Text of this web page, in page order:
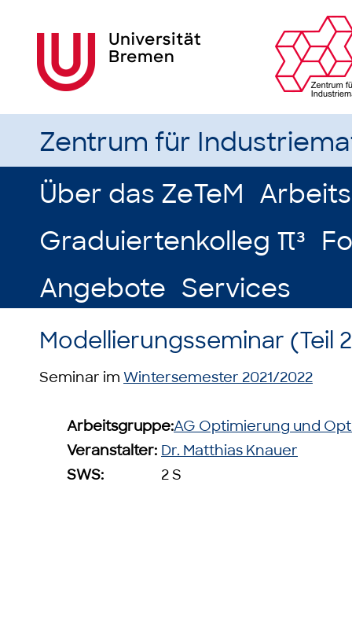
Zentrum für
Über das ZeTeM
Graduiertenkolleg π³
Angebote Services
Modellierungsseminar (Teil
Seminar im Wintersemester 2021/2022
Arbeitsgruppe:AG Optimierung und
Veranstalter: Dr. Matthias Knauer
SWS:
2 S